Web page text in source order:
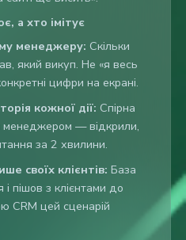
а хто імітує
менеджеру: Скільки
який викуп. Не «я весь
цифри на екрані.
кожної дії: Спірна
менеджером — відкрили,
за 2 хвилини.
своїх клієнтів: База
пішов з клієнтами до
CRM цей сценарій